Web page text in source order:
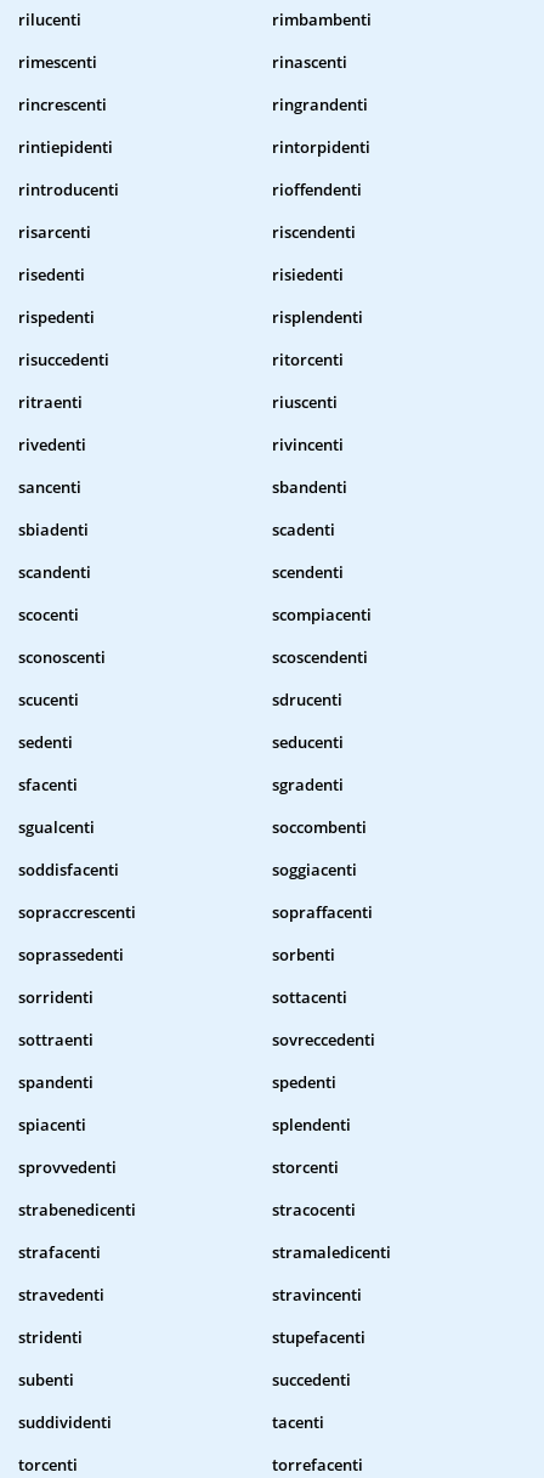
rilucenti
rimbambenti
rimescenti
rinascenti
rincrescenti
ringrandenti
rintiepidenti
rintorpidenti
rintroducenti
rioffendenti
risarcenti
riscendenti
risedenti
risiedenti
rispedenti
risplendenti
risuccedenti
ritorcenti
ritraenti
riuscenti
rivedenti
rivincenti
sancenti
sbandenti
sbiadenti
scadenti
scandenti
scendenti
scocenti
scompiacenti
sconoscenti
scoscendenti
scucenti
sdrucenti
sedenti
seducenti
sfacenti
sgradenti
sgualcenti
soccombenti
soddisfacenti
soggiacenti
sopraccrescenti
sopraffacenti
soprassedenti
sorbenti
sorridenti
sottacenti
sottraenti
sovreccedenti
spandenti
spedenti
spiacenti
splendenti
sprovvedenti
storcenti
strabenedicenti
stracocenti
strafacenti
stramaledicenti
stravedenti
stravincenti
stridenti
stupefacenti
subenti
succedenti
suddividenti
tacenti
torcenti
torrefacenti